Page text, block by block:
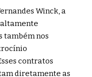
Winck, a
também nos
contratos
diretamente as